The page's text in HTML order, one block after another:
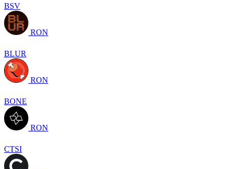
BSV
RON
BLUR
RON
BONE
RON
CTSI